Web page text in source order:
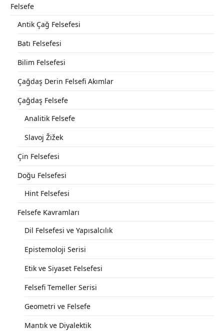
Felsefe
Antik Çağ Felsefesi
Batı Felsefesi
Bilim Felsefesi
Çağdaş Derin Felsefi Akımlar
Çağdaş Felsefe
Analitik Felsefe
Slavoj Žižek
Çin Felsefesi
Doğu Felsefesi
Hint Felsefesi
Felsefe Kavramları
Dil Felsefesi ve Yapısalcılık
Epistemoloji Serisi
Etik ve Siyaset Felsefesi
Felsefi Temeller Serisi
Geometri ve Felsefe
Mantık ve Diyalektik